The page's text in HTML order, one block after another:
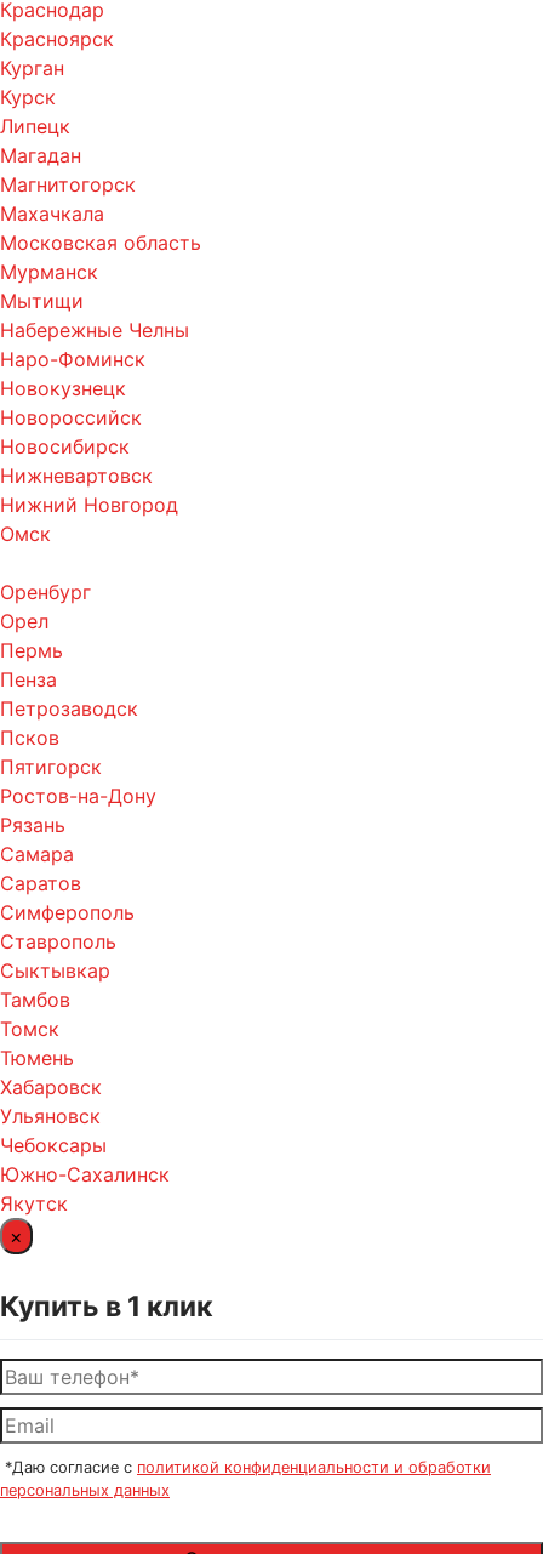
Краснодар
Красноярск
Курган
Курск
Липецк
Магадан
Магнитогорск
Махачкала
Московская область
Мурманск
Мытищи
Набережные Челны
Наро-Фоминск
Новокузнецк
Новороссийск
Новосибирск
Нижневартовск
Нижний Новгород
Омск
Оренбург
Орел
Пермь
Пенза
Петрозаводск
Псков
Пятигорск
Ростов-на-Дону
Рязань
Самара
Саратов
Симферополь
Ставрополь
Сыктывкар
Тамбов
Томск
Тюмень
Хабаровск
Ульяновск
Чебоксары
Южно-Сахалинск
Якутск
×
Купить в 1 клик
*Даю согласие с политикой конфиденциальности и обработки
персональных данных